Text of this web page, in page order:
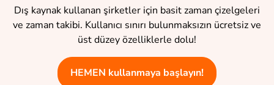
Dış kaynak kullanan şirketler için basit zaman çizelgeleri
ve zaman takibi. Kullanıcı sınırı bulunmaksızın ücretsiz ve
üst düzey özelliklerle dolu!
HEMEN kullanmaya başlayın!